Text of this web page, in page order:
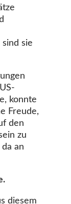
sie
konnte
Freude,
den
zu
an
diesem